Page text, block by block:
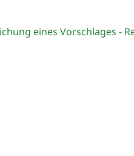
eines Vorschlages -